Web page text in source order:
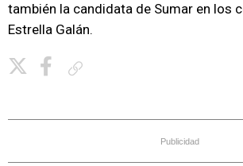
también la candidata de Sumar en los
Estrella Galán.
Publicidad